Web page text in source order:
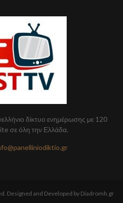
δίκτυο ενημέρωσης με 120
σε όλη την Ελλάδα.
Designed and Developed by Diadromh.gr